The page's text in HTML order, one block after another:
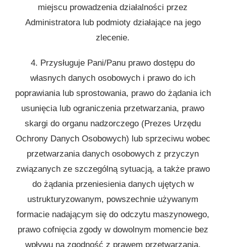
miejscu prowadzenia działalności przez
Administratora lub podmioty działające na jego
zlecenie.
4. Przysługuje Pani/Panu prawo dostępu do
własnych danych osobowych i prawo do ich
poprawiania lub sprostowania, prawo do żądania ich
usunięcia lub ograniczenia przetwarzania, prawo
skargi do organu nadzorczego (Prezes Urzędu
Ochrony Danych Osobowych) lub sprzeciwu wobec
przetwarzania danych osobowych z przyczyn
związanych ze szczególną sytuacją, a także prawo
do żądania przeniesienia danych ujętych w
ustrukturyzowanym, powszechnie używanym
formacie nadającym się do odczytu maszynowego,
prawo cofnięcia zgody w dowolnym momencie bez
wpływu na zgodność z prawem przetwarzania,